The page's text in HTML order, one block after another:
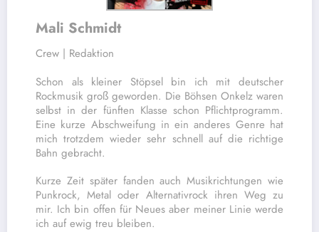
Mali Schmidt
Crew | Redaktion
Schon als kleiner Stöpsel bin ich mit deutscher
Rockmusik groß geworden. Die Böhsen Onkelz waren
selbst in der fünften Klasse schon Pflichtprogramm.
Eine kurze Abschweifung in ein anderes Genre hat
mich trotzdem wieder sehr schnell auf die richtige
Bahn gebracht.
Kurze Zeit später fanden auch Musikrichtungen wie
Punkrock, Metal oder Alternativrock ihren Weg zu
mir. Ich bin offen für Neues aber meiner Linie werde
ich auf ewig treu bleiben.